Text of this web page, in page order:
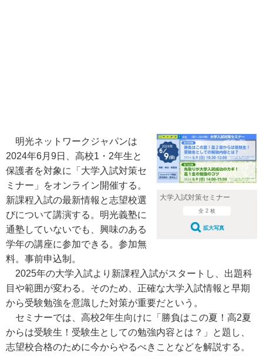
大学入試対策セミナー
全 2 枚
拡大写真
明光ネットワークジャパンは
2024年6月9日、高校1・2年生と
保護者を対象に「大学入試対策セ
ミナー」をオンライン開催する。
新課程入試の最新情報と志望校選
びについて講演する。明光義塾に
通塾していないでも、興味のある
学年の講座に参加できる。参加無
料。事前申込制。
2025年の大学入試より新課程入試がスタートし、出題科
目や範囲が変わる。そのため、正確な大学入試情報と早期
から受験勉強を意識した対策が重要だという。
セミナーでは、高校2年生向けに「勝負はこの夏！高2夏
からは受験生！受験生としての勉強内容とは？」と題し、
志望校合格のために今からやるべきことなどを解説する。